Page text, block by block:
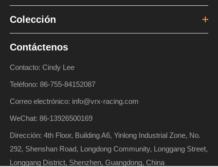
Colección
Contáctenos
Contacto: Cindy Lee
Teléfono: 86-755-84152087
Correo electrónico: info@vrx-racing.com
WeChat: 86-13926500169
Dirección: 4th Floor, Building A6, Yinlong Industrial Zone, No.
292, Shenshan Road, Longdong Community, Longgang Street,
Longgang District, Shenzhen, Guangdong, China